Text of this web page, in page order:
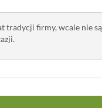
tradycji firmy, wcale nie